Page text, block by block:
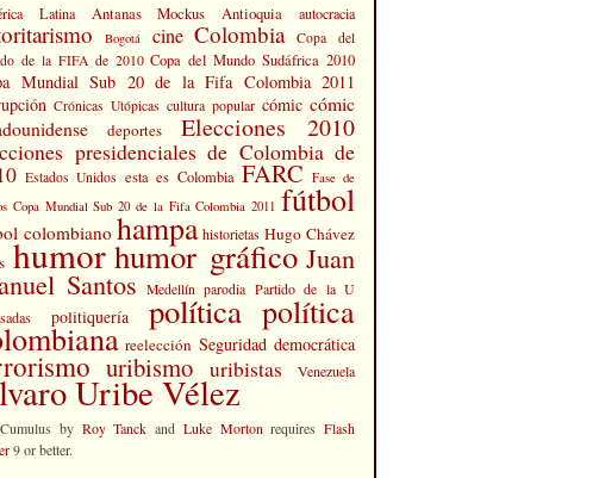
Latina Antanas Mockus Antioquia autocracia
Bogotá cine Colombia
Copa del
de la FIFA de 2010 Copa del Mundo Sudáfrica 2010
Mundial Sub 20 de la Fifa Colombia 2011
Crónicas Utópicas cultura popular cómic cómic
deportes Elecciones 2010
presidenciales de Colombia de
Estados Unidos esta es Colombia FARC Fase de
Copa Mundial Sub 20 de la Fifa Colombia 2011 fútbol
colombiano hampa historietas Hugo Chávez
humorhumor gráfico Juan
Santos Medellín parodia Partido de la U
politiquería política política
reelección Seguridad democrática
uribismo uribistas Venezuela
Uribe Vélez
by Roy Tanck and Luke Morton requires Flash
9 or better.